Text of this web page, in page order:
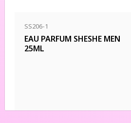
SS206-1
EAU PARFUM SHESHE MEN
25ML